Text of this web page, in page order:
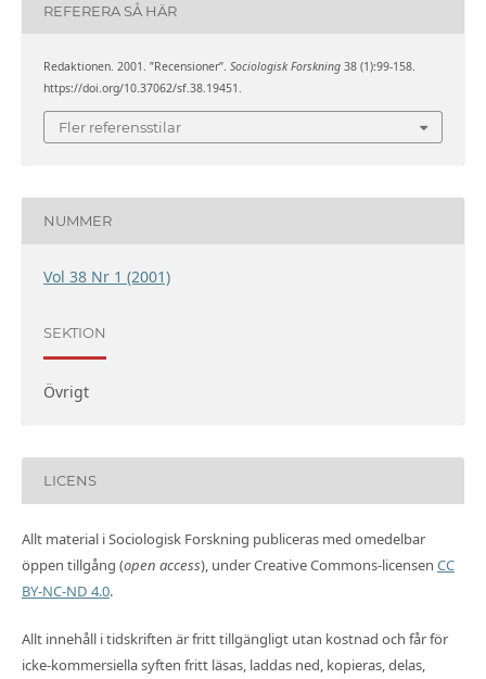
REFERERA SÅ HÄR
Redaktionen. 2001. ”Recensioner”. Sociologisk Forskning38 (1):99-158.
https://doi.org/10.37062/sf.38.19451.
Fler referensstilar
NUMMER
Vol 38 Nr 1 (2001)
SEKTION
Övrigt
LICENS
Allt material i Sociologisk Forskning publiceras med omedelbar
öppen tillgång (open access), under Creative Commons-licensen CC
BY-NC-ND 4.0.
Allt innehåll i tidskriften är fritt tillgängligt utan kostnad och får för
icke-kommersiella syften fritt läsas, laddas ned, kopieras, delas,